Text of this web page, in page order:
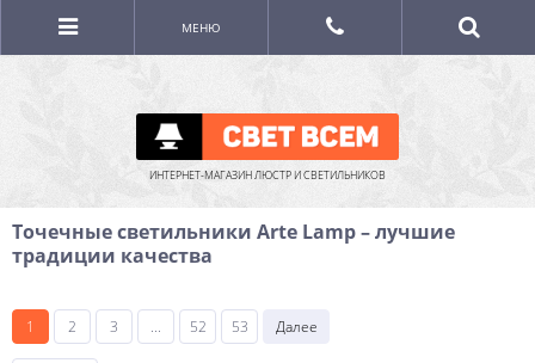
ИНТЕРНЕТ-МАГАЗИН ЛЮСТР И СВЕТИЛЬНИКОВ
МЕНЮ
Точечные светильники Arte Lamp – лучшие
традиции качества
1 2 3 ... 52 53 Далее